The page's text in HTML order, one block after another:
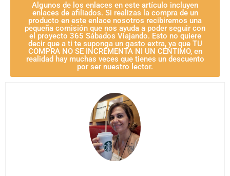
Algunos de los enlaces en este artículo incluyen
enlaces de afiliados. Si realizas la compra de un
producto en este enlace nosotros recibiremos una
pequeña comisión que nos ayuda a poder seguir con
el proyecto 365 Sábados Viajando. Esto no quiere
decir que a ti te suponga un gasto extra, ya que TU
COMPRA NO SE INCREMENTA NI UN CÉNTIMO, en
realidad hay muchas veces que tienes un descuento
por ser nuestro lector.